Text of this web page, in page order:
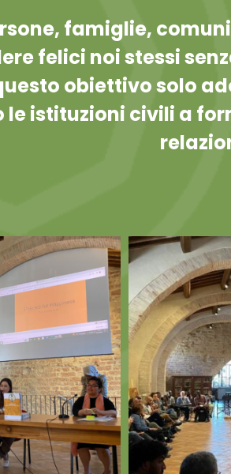
famiglie,
felici noi stessi
obiettivo solo
istituzioni civili a